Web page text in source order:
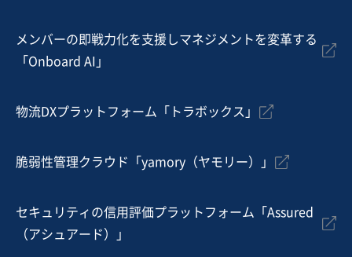
メンバーの即戦力化を支援しマネジメントを変革する
「Onboard AI」
物流DXプラットフォーム「トラボックス」
脆弱性管理クラウド「yamory（ヤモリー）」
セキュリティの信用評価プラットフォーム「Assured
（アシュアード）」